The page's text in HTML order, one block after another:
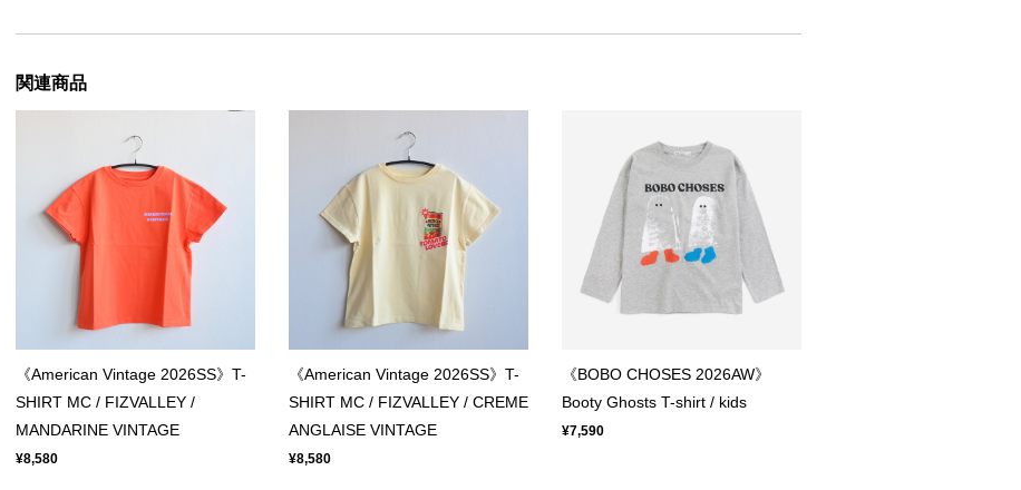
関連商品
《American Vintage 2026SS》T-
SHIRT MC / FIZVALLEY /
MANDARINE VINTAGE
¥8,580
《American Vintage 2026SS》T-
SHIRT MC / FIZVALLEY / CREME
ANGLAISE VINTAGE
¥8,580
《BOBO CHOSES 2026AW》
Booty Ghosts T-shirt / kids
¥7,590